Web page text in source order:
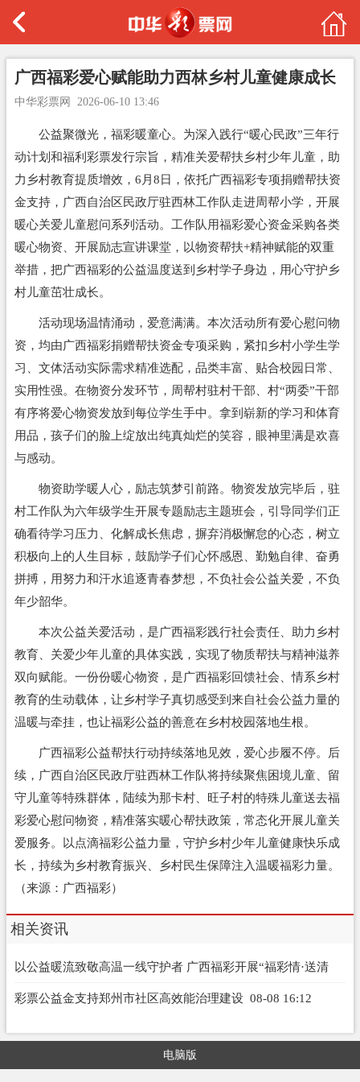
广西福彩爱心赋能助力西林乡村儿童健康成长
中华彩票网 2026-06-10 13:46
公益聚微光，福彩暖童心。为深入践行“暖心民政”三年行
动计划和福利彩票发行宗旨，精准关爱帮扶乡村少年儿童，助
力乡村教育提质增效，6月8日，依托广西福彩专项捐赠帮扶资
金支持，广西自治区民政厅驻西林工作队走进周帮小学，开展
暖心关爱儿童慰问系列活动。工作队用福彩爱心资金采购各类
暖心物资、开展励志宣讲课堂，以物资帮扶+精神赋能的双重
举措，把广西福彩的公益温度送到乡村学子身边，用心守护乡
村儿童茁壮成长。
活动现场温情涌动，爱意满满。本次活动所有爱心慰问物
资，均由广西福彩捐赠帮扶资金专项采购，紧扣乡村小学生学
习、文体活动实际需求精准选配，品类丰富、贴合校园日常、
实用性强。在物资分发环节，周帮村驻村干部、村“两委”干部
有序将爱心物资发放到每位学生手中。拿到崭新的学习和体育
用品，孩子们的脸上绽放出纯真灿烂的笑容，眼神里满是欢喜
与感动。
物资助学暖人心，励志筑梦引前路。物资发放完毕后，驻
村工作队为六年级学生开展专题励志主题班会，引导同学们正
确看待学习压力、化解成长焦虑，摒弃消极懈怠的心态，树立
积极向上的人生目标，鼓励学子们心怀感恩、勤勉自律、奋勇
拼搏，用努力和汗水追逐青春梦想，不负社会公益关爱，不负
年少韶华。
本次公益关爱活动，是广西福彩践行社会责任、助力乡村
教育、关爱少年儿童的具体实践，实现了物质帮扶与精神滋养
双向赋能。一份份暖心物资，是广西福彩回馈社会、情系乡村
教育的生动载体，让乡村学子真切感受到来自社会公益力量的
温暖与牵挂，也让福彩公益的善意在乡村校园落地生根。
广西福彩公益帮扶行动持续落地见效，爱心步履不停。后
续，广西自治区民政厅驻西林工作队将持续聚焦困境儿童、留
守儿童等特殊群体，陆续为那卡村、旺子村的特殊儿童送去福
彩爱心慰问物资，精准落实暖心帮扶政策，常态化开展儿童关
爱服务。以点滴福彩公益力量，守护乡村少年儿童健康快乐成
长，持续为乡村教育振兴、乡村民生保障注入温暖福彩力量。
（来源：广西福彩）
相关资讯
以公益暖流致敬高温一线守护者 广西福彩开展“福彩情·送清
凉”公益行活动 08-08 16:13
彩票公益金支持郑州市社区高效能治理建设 08-08 16:12
电脑版